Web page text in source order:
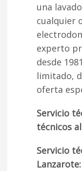
una
cualquier
experto
desde
limitado,
oferta
Servicio
técnicos
Servicio
Lanzarote: